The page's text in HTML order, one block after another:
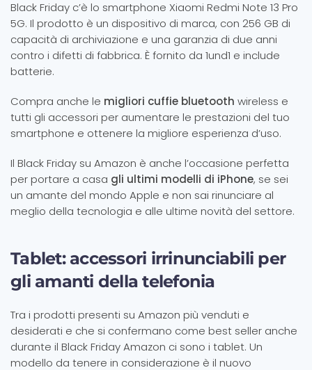
Black Friday c’è lo smartphone Xiaomi Redmi Note 13 Pro
5G. Il prodotto è un dispositivo di marca, con 256 GB di
capacità di archiviazione e una garanzia di due anni
contro i difetti di fabbrica. È fornito da 1und1 e include
batterie.
Compra anche le migliori cuffie bluetooth wireless e
tutti gli accessori per aumentare le prestazioni del tuo
smartphone e ottenere la migliore esperienza d’uso.
Il Black Friday su Amazon è anche l’occasione perfetta
per portare a casa gli ultimi modelli di iPhone, se sei
un amante del mondo Apple e non sai rinunciare al
meglio della tecnologia e alle ultime novità del settore.
Tablet: accessori irrinunciabili per
gli amanti della telefonia
Tra i prodotti presenti su Amazon più venduti e
desiderati e che si confermano come best seller anche
durante il Black Friday Amazon ci sono i tablet. Un
modello da tenere in considerazione è il nuovo